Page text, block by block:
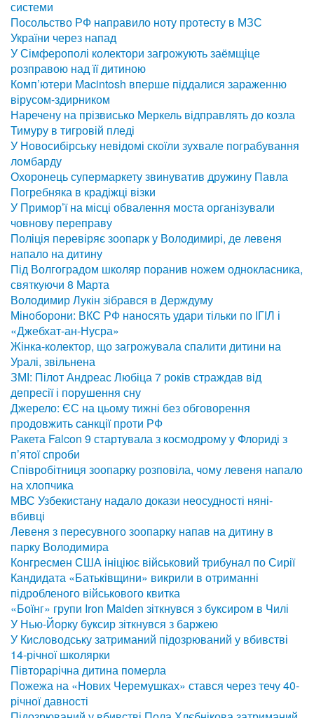
системи
Посольство РФ направило ноту протесту в МЗС
України через напад
У Сімферополі колектори загрожують заёмщіце
розправою над її дитиною
Комп’ютери Macintosh вперше піддалися зараженню
вірусом-здирником
Наречену на прізвисько Меркель відправлять до козла
Тимуру в тигровій пледі
У Новосибірську невідомі скоїли зухвале пограбування
ломбарду
Охоронець супермаркету звинуватив дружину Павла
Погребняка в крадіжці візки
У Примор’ї на місці обвалення моста організували
човнову переправу
Поліція перевіряє зоопарк у Володимирі, де левеня
напало на дитину
Під Волгоградом школяр поранив ножем однокласника,
святкуючи 8 Марта
Володимир Лукін зібрався в Держдуму
Міноборони: ВКС РФ наносять удари тільки по ІГІЛ і
«Джебхат-ан-Нусра»
Жінка-колектор, що загрожувала спалити дитини на
Уралі, звільнена
ЗМІ: Пілот Андреас Любіца 7 років страждав від
депресії і порушення сну
Джерело: ЄС на цьому тижні без обговорення
продовжить санкції проти РФ
Ракета Falcon 9 стартувала з космодрому у Флориді з
п’ятої спроби
Співробітниця зоопарку розповіла, чому левеня напало
на хлопчика
МВС Узбекистану надало докази неосудності няні-
вбивці
Левеня з пересувного зоопарку напав на дитину в
парку Володимира
Конгресмен США ініціює військовий трибунал по Сирії
Кандидата «Батьківщини» викрили в отриманні
підробленого військового квитка
«Боїнг» групи Iron Maiden зіткнувся з буксиром в Чилі
У Нью-Йорку буксир зіткнувся з баржею
У Кисловодську затриманий підозрюваний у вбивстві
14-річної школярки
Півторарічна дитина померла
Пожежа на «Нових Черемушках» стався через течу 40-
річної давності